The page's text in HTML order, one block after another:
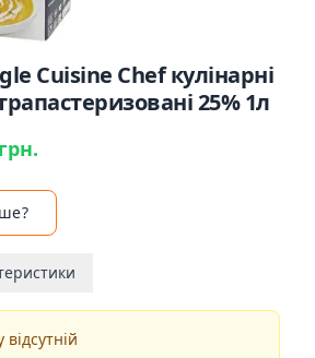
Cuisine Chef кулінарні
25% 1л